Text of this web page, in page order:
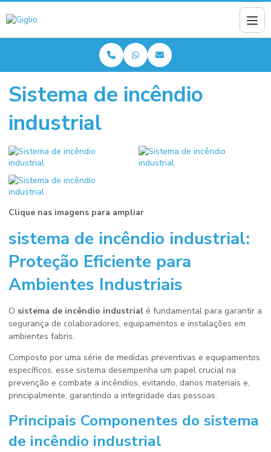
Sistema de incêndio
industrial
Clique nas imagens para ampliar
sistema de incêndio industrial:
Proteção Eficiente para
Ambientes Industriais
O sistema de incêndio industrial é fundamental para garantir a
segurança de colaboradores, equipamentos e instalações em
ambientes fabris.
Composto por uma série de medidas preventivas e equipamentos
específicos, esse sistema desempenha um papel crucial na
prevenção e combate a incêndios, evitando, danos materiais e,
principalmente, garantindo a integridade das pessoas.
Principais Componentes do sistema
de incêndio industrial